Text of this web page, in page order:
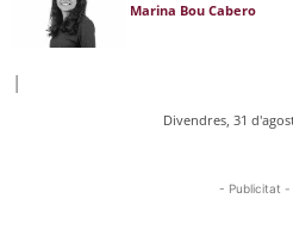
Marina Bou Cabero
|
Divendres, 31
- Publicitat -